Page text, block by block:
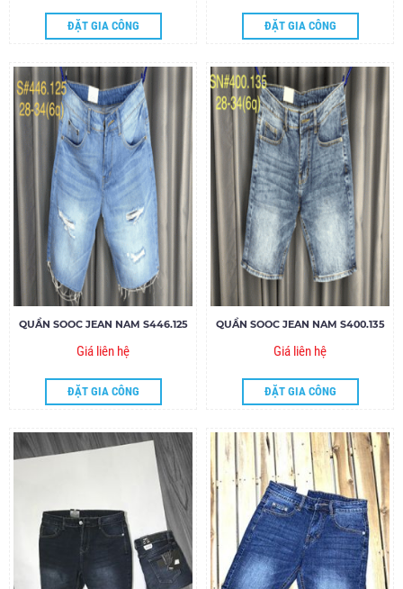
ĐẶT GIA CÔNG ĐẶT GIA CÔNG
QUẦN SOOC JEAN NAM S446.125
Giá liên hệ
ĐẶT GIA CÔNG
QUẦN SOOC JEAN NAM S400.135
Giá liên hệ
ĐẶT GIA CÔNG